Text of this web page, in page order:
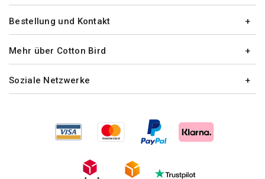
Bestellung und Kontakt
Mehr über Cotton Bird
Soziale Netzwerke